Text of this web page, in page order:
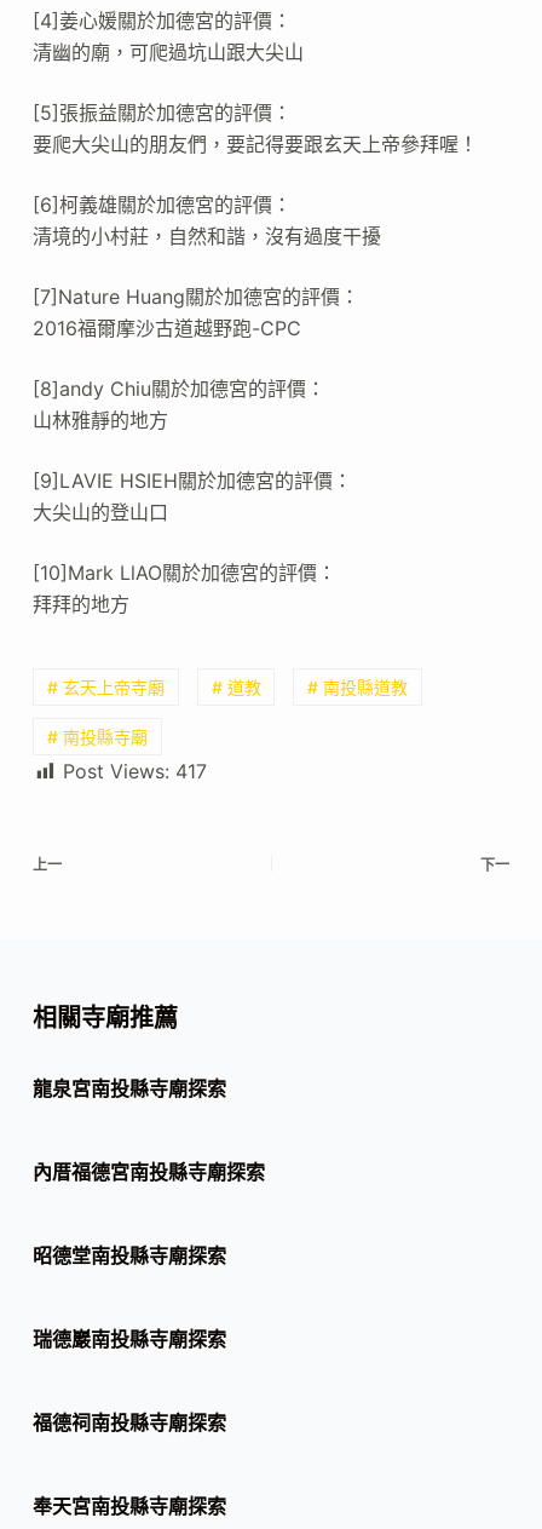
[4]姜心媛關於加德宮的評價：
清幽的廟，可爬過坑山跟大尖山
[5]張振益關於加德宮的評價：
要爬大尖山的朋友們，要記得要跟玄天上帝參拜喔！
[6]柯義雄關於加德宮的評價：
清境的小村莊，自然和諧，沒有過度干擾
[7]Nature Huang關於加德宮的評價：
2016福爾摩沙古道越野跑-CPC
[8]andy Chiu關於加德宮的評價：
山林雅靜的地方
[9]LAVIE HSIEH關於加德宮的評價：
大尖山的登山口
[10]Mark LlAO關於加德宮的評價：
拜拜的地方
# 玄天上帝寺廟 # 道教 # 南投縣道教
# 南投縣寺廟
Post Views: 417
上一 下一
相關寺廟推薦
龍泉宮南投縣寺廟探索
內厝福德宮南投縣寺廟探索
昭德堂南投縣寺廟探索
瑞德巖南投縣寺廟探索
福德祠南投縣寺廟探索
奉天宮南投縣寺廟探索